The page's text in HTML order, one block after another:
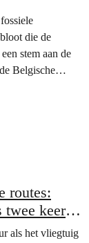
die de
stem aan de
Belgische
routes:
twee keer
als het vliegtuig